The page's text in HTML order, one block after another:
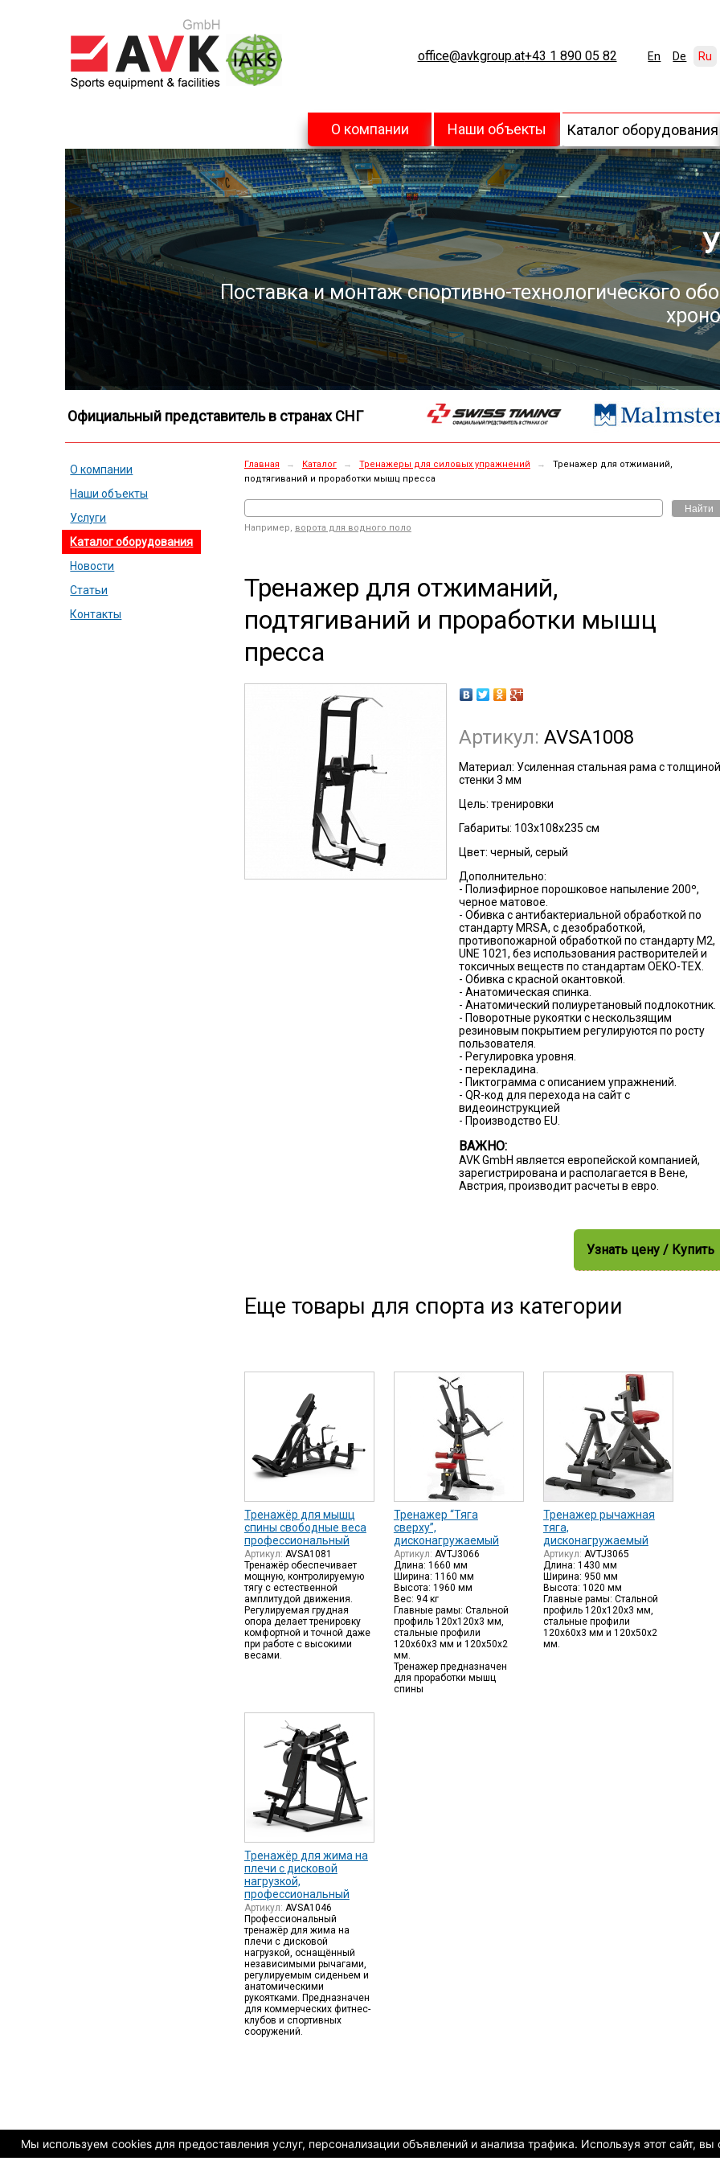
Мы используем cookies для предоставления услуг, персонализации объявлений и анализа трафика. Используя этот сайт, вы
office@avkgroup.at+43 1 890 05 82 En De Ru
О компании Наши объекты Каталог оборудования
Поставка и монтаж спортивно-технологического
Официальный представитель в странах СНГ
О компании
Наши объекты
Услуги
Каталог оборудования
Новости
Статьи
Контакты
Главная → Каталог → Тренажеры для силовых упражнений →
Тренажер для отжиманий,
подтягиваний и проработки мышц пресса
Найти
Например, ворота для водного поло
Тренажер для отжиманий,
подтягиваний и проработки мышц
пресса
Артикул: AVSA1008
Материал: Усиленная стальная рама с толщиной
стенки 3 мм
Цель: тренировки
Габариты: 103х108х235 см
Цвет: черный, серый
Дополнительно:
- Полиэфирное порошковое напыление 200º,
черное матовое.
- Обивка с антибактериальной обработкой по
стандарту MRSA, с дезобработкой,
противопожарной обработкой по стандарту M2,
UNE 1021, без использования растворителей и
токсичных веществ по стандартам OEKO-TEX.
- Обивка с красной окантовкой.
- Анатомическая спинка.
- Анатомический полиуретановый подлокотник.
- Поворотные рукоятки с нескользящим
резиновым покрытием регулируются по росту
пользователя.
- Регулировка уровня.
- перекладина.
- Пиктограмма с описанием упражнений.
- QR-код для перехода на сайт с
видеоинструкцией
- Производство EU.
ВАЖНО:
AVK GmbH является европейской компанией,
зарегистрирована и располагается в Вене,
Австрия, производит расчеты в евро.
Узнать цену / Купить
Еще товары для спорта из категории
Тренажёр для мышц
спины свободные веса
профессиональный
Артикул: AVSA1081
Тренажёр обеспечивает
мощную, контролируемую
тягу с естественной
амплитудой движения.
Регулируемая грудная
опора делает тренировку
комфортной и точной даже
при работе с высокими
весами.
Тренажер “Тяга
сверху”,
дисконагружаемый
Артикул: AVTJ3066
Длина: 1660 мм
Ширина: 1160 мм
Высота: 1960 мм
Вес: 94 кг
Главные рамы: Стальной
профиль 120х120х3 мм,
стальные профили
120х60х3 мм и 120х50х2
мм.
Тренажер предназначен
для проработки мышц
спины
Тренажер рычажная
тяга,
дисконагружаемый
Артикул: AVTJ3065
Длина: 1430 мм
Ширина: 950 мм
Высота: 1020 мм
Главные рамы: Стальной
профиль 120х120х3 мм,
стальные профили
120х60х3 мм и 120х50х2
мм.
Тренажёр для жима на
плечи с дисковой
нагрузкой,
профессиональный
Артикул: AVSA1046
Профессиональный
тренажёр для жима на
плечи с дисковой
нагрузкой, оснащённый
независимыми рычагами,
регулируемым сиденьем и
анатомическими
рукоятками. Предназначен
для коммерческих фитнес-
клубов и спортивных
сооружений.